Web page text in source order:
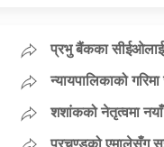
प्रभु बैंकका
न्यायपालिकाको
शशांकको नेतृत्वमा
प्रचण्डको एमालेसँग